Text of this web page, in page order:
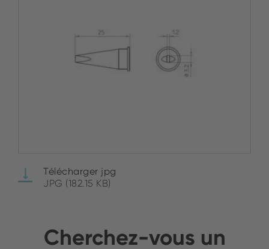
Télécharger jpg
JPG (182.15 KB)
Cherchez-vous un